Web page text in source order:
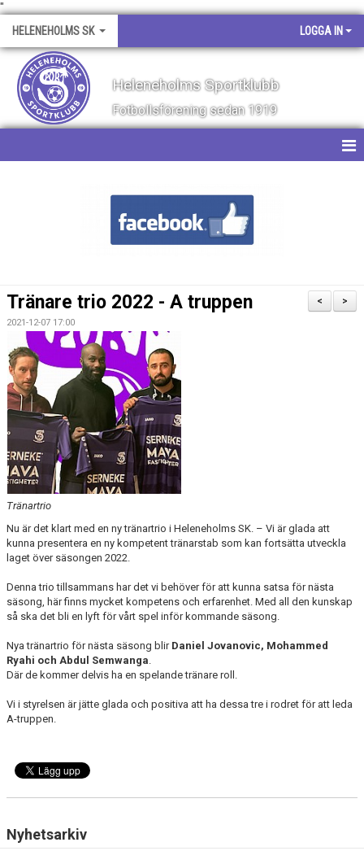
"
HELENEHOLMS SK LOGGA IN
Heleneholms Sportklubb
Fotbollsförening sedan 1919
MATCHER
KONTAKT
DOKUMENT
AVGIFTER
>
<
Tränare trio 2022 - A truppen
2021-12-07 17:00
Tränartrio
Nu är det klart med en ny tränartrio i Heleneholms SK. – Vi är glada att
kunna presentera en ny kompetent tränarstab som kan fortsätta utveckla
laget över säsongen 2022.
Denna trio tillsammans har det vi behöver för att kunna satsa för nästa
säsong, här finns mycket kompetens och erfarenhet. Med all den kunskap
så ska det bli en lyft för vårt spel inför kommande säsong.
Nya tränartrio för nästa säsong blir Daniel Jovanovic, Mohammed
Ryahi och Abdul Semwanga.
Där de kommer delvis ha en spelande tränare roll.
Vi i styrelsen är jätte glada och positiva att ha dessa tre i rodret för att leda
A-truppen.
Nyhetsarkiv